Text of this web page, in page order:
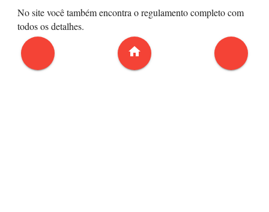
No site você também encontra o regulamento completo com
todos os detalhes.